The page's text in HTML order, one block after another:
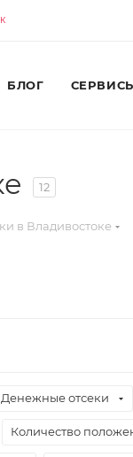
БЛОГ
12
в Владивостоке
Денежные отсеки
Количество